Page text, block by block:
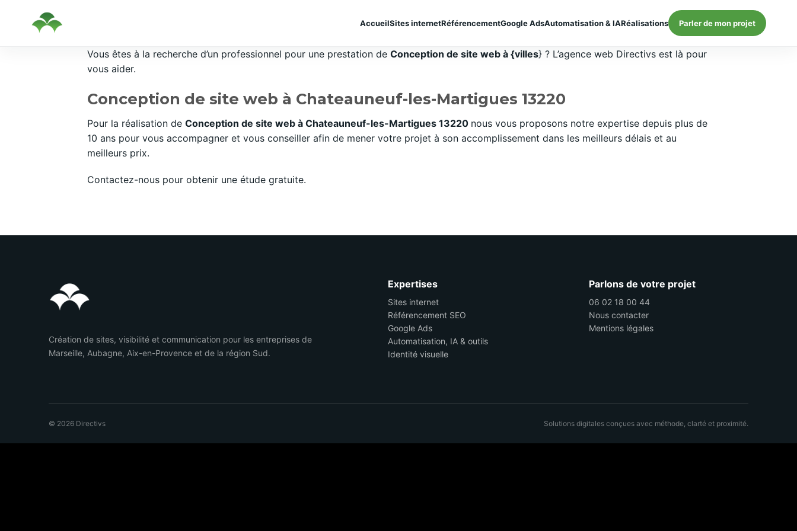
AccueilSites internetRéférencementGoogle AdsAutomatisation & IARéalisations Parler de mon projet
Vous êtes à la recherche d’un professionnel pour une prestation de Conception de site web à {villes} ? L’agence web Directivs est là pour
vous aider.
Conception de site web à Chateauneuf-les-Martigues 13220
Pour la réalisation de Conception de site web à Chateauneuf-les-Martigues 13220 nous vous proposons notre expertise depuis plus de
10 ans pour vous accompagner et vous conseiller afin de mener votre projet à son accomplissement dans les meilleurs délais et au
meilleurs prix.
Contactez-nous pour obtenir une étude gratuite.
Création de sites, visibilité et communication pour les entreprises de
Marseille, Aubagne, Aix-en-Provence et de la région Sud.
Expertises
Sites internet
Référencement SEO
Google Ads
Automatisation, IA & outils
Identité visuelle
Parlons de votre projet
06 02 18 00 44
Nous contacter
Mentions légales
© 2026 Directivs Solutions digitales conçues avec méthode, clarté et proximité.